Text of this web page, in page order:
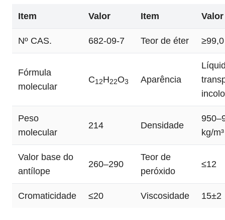
Item Valor Item Valor
Nº CAS. 682-09-7 Teor de éter ≥99,0
Fórmula
molecular
C12H22O3 Aparência
Peso
molecular
214 Densidade
kg/m³
Valor base do
antílope
260–290
Teor de
peróxido
≤12
Cromaticidade ≤20 Viscosidade 15±2